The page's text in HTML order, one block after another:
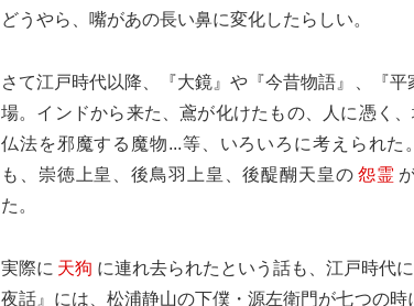
どうやら、嘴があの長い鼻に変化したらしい。
さて江戸時代以降、『大鏡』や『今昔物語』、『平
場。インドから来た、鳶が化けたもの、人に憑く、
仏法を邪魔する魔物...等、いろいろに考えられた
も、崇徳上皇、後鳥羽上皇、後醍醐天皇の 怨霊
た。
実際に 天狗 に連れ去られたという話も、江戸時代
夜話』には、松浦静山の下僕・源左衛門が七つの時